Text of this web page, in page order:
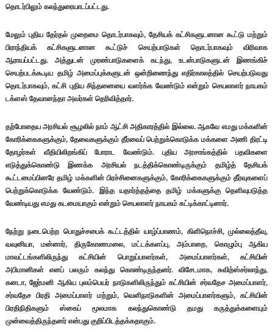
தொடர்பிலும் கலந்துரையாடப்பட்டது.
மேலும் புதிய தேர்தல் முறைமை தொடர்பாகவும், தேசியக் கட்சிகளுடனான கூட்டு மற்றும்
பிராந்தியக் கட்சிகளுடனான கூட்டுச் செயற்பாடுகள் தொடர்பாகவும் விரிவாக
ஆராயப்பட்டது. அத்துடன் முரண்பாடுகளைக் கடந்து, உடன்பாடுகளுடன் இணங்கிச்
செயற்படக்கூடிய தமிழ் அமைப்புக்களுடன் ஒன்றிணைந்து எதிர்காலத்தில் செயற்படுவது
தொடர்பாகவும், கட்சி புதிய சிந்தனையை வளர்க்க வேண்டும் என்றும் செயலாளர் நாயகம்
டக்ளஸ் தேவானந்தா அவர்கள் தெரிவித்தார்.
தற்போதைய அரசியல் சூழலில் நாம் ஆட்சி அதிகாரத்தில் இல்லை. ஆகவே எமது மக்களின்
கோரிக்கைகளுக்கும், தேவைகளுக்கும் தீர்வைப் பெற்றுக்கொடுக்க மக்களை அணி திரட்டி
தோழர்கள் வீதியிலிறங்கிப் போராட வேண்டும். புதிய அரசாங்கத்தில் பதவிகளை
எடுத்துக்கொண்டு இணக்க அரசியல் நடத்திக்கொண்டிருக்கும் தமிழ்த் தேசியக்
கூட்டமைப்பினரே தமிழ் மக்களின் பிரச்சினைகளுக்கும், கோரிக்கைகளுக்கும் தீர்வுகளைப்
பெற்றுக்கொடுக்க வேண்டும். இந்த யதார்த்தத்தை தமிழ் மக்களுக்கு தெளிவுபடுத்த
வேண்டியது எமது கடமையாகும் என்றும் செயலாளர் நாயகம் சுட்டிக்காட்டினார்.
நேற்று நடைபெற்ற பொதுச்சபைக் கூட்டத்தில் யாழ்ப்பாணம், கிளிநொச்சி, முல்லைத்தீவு,
வவுனியா, மன்னார், திருகோணமலை, மட்டக்களப்பு, அம்பாறை, கொழும்பு ஆகிய
மாவட்டங்களிலிருந்து கட்சியின் பொறுப்பாளர்கள், அமைப்பாளர்கள், கட்சியின்
அபிமானிகள் எனப் பலரும் கலந்து கொண்டிருந்தனர். விசேடமாக, சுவிற்ஸ்சர்லாந்து,
கனடா, ஜேர்மனி ஆகிய புலம்பெயர் நாடுகளிலிருந்தும் கட்சியின் சர்வதேச அமைப்பாளர்,
சர்வதேச பிரதி அமைப்பாளர் மற்றும், வெளிநாடுகளின் அமைப்பாளர்களும், கட்சியின்
பிரதிநிதிகளும் ஸ்கைப் மூலமாக கலந்துகொண்டு தமது கருத்துக்களையும்
முன்வைத்திருந்தனர் என்பது குறிப்பிடத்தக்கதாகும்.